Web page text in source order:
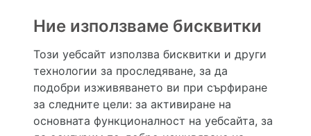
Hapche.bg НЕ е медицински, зравен или сроден специалист и НЕ дава медицински
консултации и здравни съвети. Hapche.bg НЕ се явява медицинска услуга и НЕ
осигурява диагноза и лечение. Hapche.bg НЕ препоръчва медицински и други здравни и
сродни специалисти и заведения. Hapche.bg НЕ търгува с лекарствени продукти и
хранителни добавки. Информацията, публикувана в Hapche.bg, е предназначена да служи
само и единствено за справочни цели. Същата се предоставя без всякаква гаранция за
актуалност, изчерпателност и точност, при все че се полагат всички усилия за обновяване
Ние използваме бисквитки
Този уебсайт използва бисквитки и други
технологии за проследяване, за да
подобри изживяването ви при сърфиране
за следните цели: за активиране на
основната функционалност на уебсайта, за